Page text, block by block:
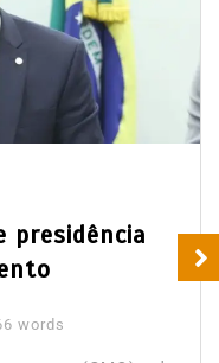
presidência
words